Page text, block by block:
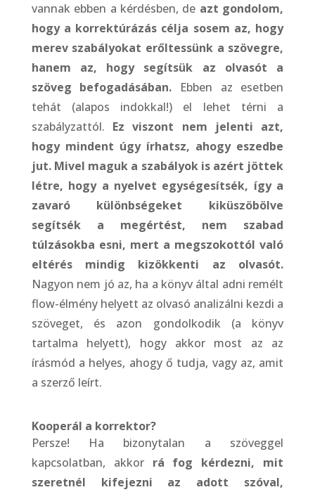
vannak ebben a kérdésben, de azt gondolom,
hogy a korrektúrázás célja sosem az, hogy
merev szabályokat erőltessünk a szövegre,
hanem az, hogy segítsük az olvasót a
szöveg befogadásában. Ebben az esetben
tehát (alapos indokkal!) el lehet térni a
szabályzattól. Ez viszont nem jelenti azt,
hogy mindent úgy írhatsz, ahogy eszedbe
jut. Mivel maguk a szabályok is azért jöttek
létre, hogy a nyelvet egységesítsék, így a
zavaró különbségeket kiküszöbölve
segítsék a megértést, nem szabad
túlzásokba esni, mert a megszokottól való
eltérés mindig kizökkenti az olvasót.
Nagyon nem jó az, ha a könyv által adni remélt
flow-élmény helyett az olvasó analizálni kezdi a
szöveget, és azon gondolkodik (a könyv
tartalma helyett), hogy akkor most az az
írásmód a helyes, ahogy ő tudja, vagy az, amit
a szerző leírt.
Kooperál a korrektor?
Persze! Ha bizonytalan a szöveggel
kapcsolatban, akkor rá fog kérdezni, mit
szeretnél kifejezni az adott szóval,